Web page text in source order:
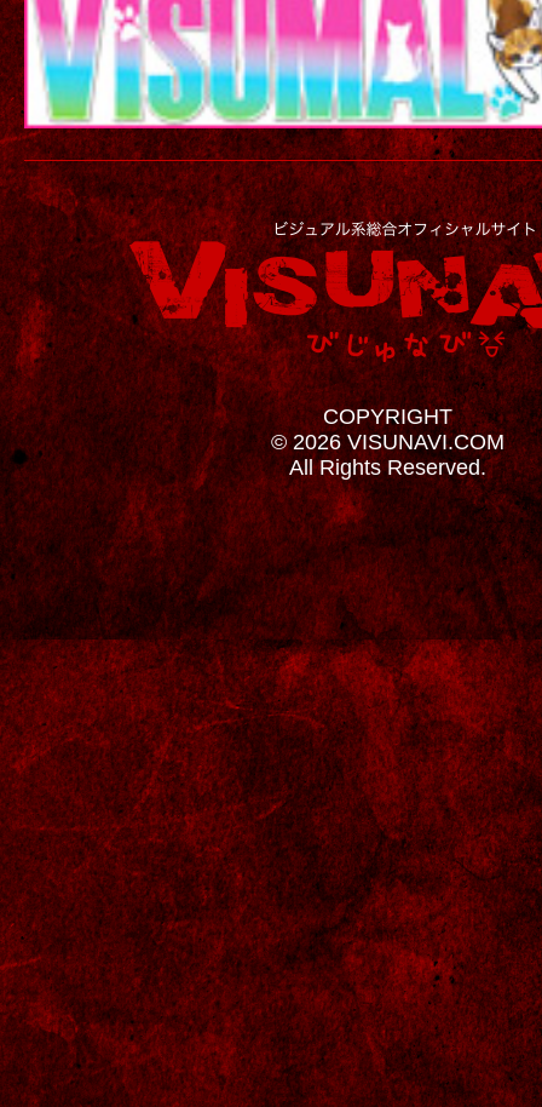
COPYRIGHT
© 2026 VISUNAVI.COM
All Rights Reserved.